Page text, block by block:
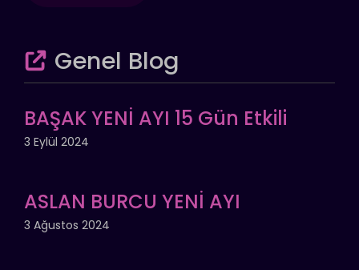
Genel Blog
BAŞAK YENİ AYI 15 Gün Etkili
3 Eylül 2024
ASLAN BURCU YENİ AYI
3 Ağustos 2024